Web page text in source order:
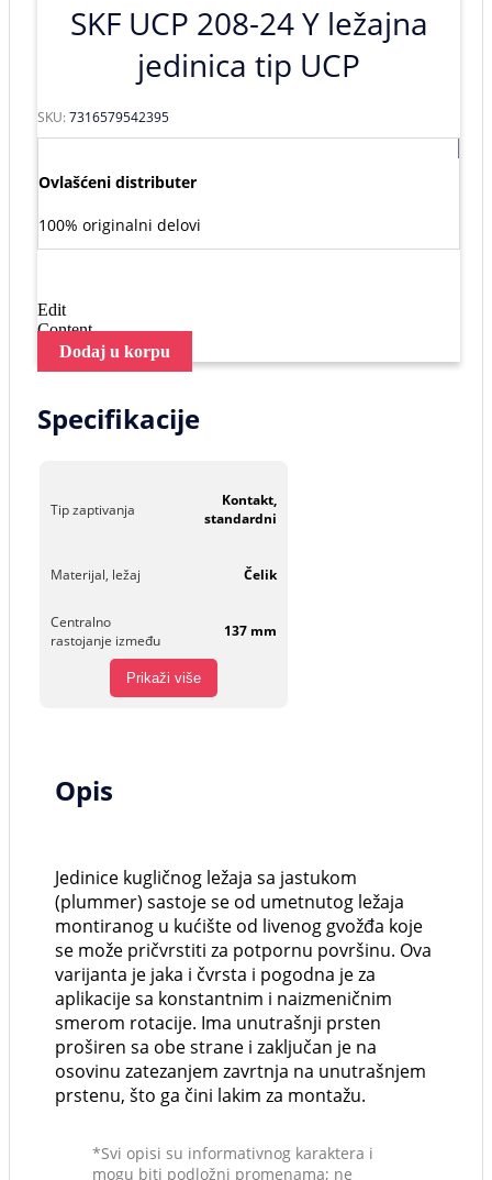
SKF UCP 208-24 Y ležajna
jedinica tip UCP
SKU:7316579542395
Ovlašćeni distributer
100% originalni delovi
Edit
Content
Dodaj u korpu
Specifikacije
Tip zaptivanja
Kontakt,
standardni
Materijal, ležaj Čelik
Centralno
rastojanje između
137 mm
Prikaži više
Opis
Jedinice kugličnog ležaja sa jastukom
(plummer) sastoje se od umetnutog ležaja
montiranog u kućište od livenog gvožđa koje
se može pričvrstiti za potpornu površinu. Ova
varijanta je jaka i čvrsta i pogodna je za
aplikacije sa konstantnim i naizmeničnim
smerom rotacije. Ima unutrašnji prsten
proširen sa obe strane i zaključan je na
osovinu zatezanjem zavrtnja na unutrašnjem
prstenu, što ga čini lakim za montažu.
*Svi opisi su informativnog karaktera i
mogu biti podložni promenama; ne